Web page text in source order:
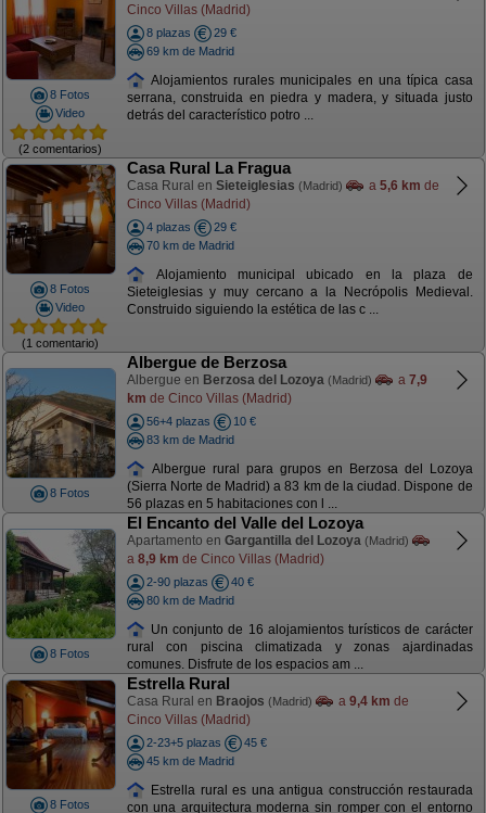
8 Fotos
Video
(2 comentarios)
Cinco Villas (Madrid)
8 plazas
29 €
69 km de Madrid
Alojamientos rurales municipales en una típica casa
serrana, construida en piedra y madera, y situada justo
detrás del característico potro ...
8 Fotos
Video
(1 comentario)
Casa Rural La Fragua
Casa Rural en Sieteiglesias (Madrid) a 5,6 km de
Cinco Villas (Madrid)
4 plazas
29 €
70 km de Madrid
Alojamiento municipal ubicado en la plaza de
Sieteiglesias y muy cercano a la Necrópolis Medieval.
Construido siguiendo la estética de las c ...
8 Fotos
Albergue de Berzosa
Albergue en Berzosa del Lozoya (Madrid) a 7,9
km de Cinco Villas (Madrid)
56+4 plazas
10 €
83 km de Madrid
Albergue rural para grupos en Berzosa del Lozoya
(Sierra Norte de Madrid) a 83 km de la ciudad. Dispone de
56 plazas en 5 habitaciones con l ...
8 Fotos
El Encanto del Valle del Lozoya
Apartamento en Gargantilla del Lozoya (Madrid)
a 8,9 km de Cinco Villas (Madrid)
2-90 plazas
40 €
80 km de Madrid
Un conjunto de 16 alojamientos turísticos de carácter
rural con piscina climatizada y zonas ajardinadas
comunes. Disfrute de los espacios am ...
8 Fotos
Estrella Rural
Casa Rural en Braojos (Madrid) a 9,4 km de
Cinco Villas (Madrid)
2-23+5 plazas
45 €
45 km de Madrid
Estrella rural es una antigua construcción restaurada
con una arquitectura moderna sin romper con el entorno